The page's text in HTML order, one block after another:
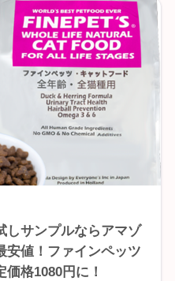
しサンプルならアマゾ
安値！ファインペッツ
格1080円に！